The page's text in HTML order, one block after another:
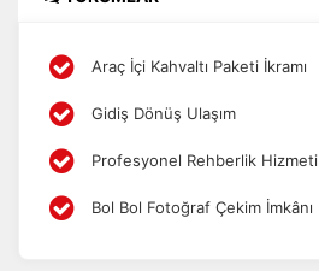
Araç İçi Kahvaltı Paketi İkramı
Gidiş Dönüş Ulaşım
Profesyonel Rehberlik Hizmeti
Bol Bol Fotoğraf Çekim İmkânı